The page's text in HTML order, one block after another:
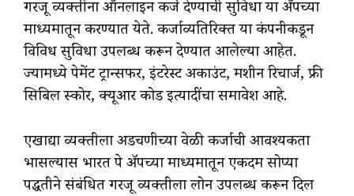
गरजू व्यक्तींना ऑनलाइन कर्ज देण्याची सुविधा या ॲपच्या
माध्यमातून करण्यात येते. कर्जाव्यतिरिक्त या कंपनीकडून
विविध सुविधा उपलब्ध करून देण्यात आलेल्या आहेत.
ज्यामध्ये पेमेंट ट्रान्सफर, इंटरेस्ट अकाउंट, मशीन रिचार्ज, फ्री
सिबिल स्कोर, क्यूआर कोड इत्यादींचा समावेश आहे.
एखाद्या व्यक्तीला अडचणीच्या वेळी कर्जाची आवश्यकता
भासल्यास भारत पे ॲपच्या माध्यमातून एकदम सोप्या
पद्धतीने संबंधित गरजू व्यक्तीला लोन उपलब्ध करून दिल